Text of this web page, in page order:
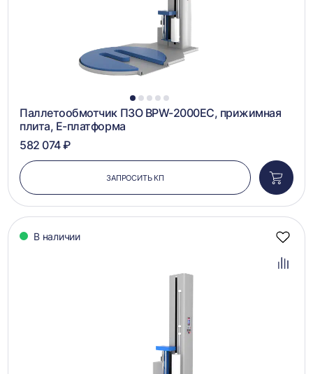
1 2 3 4 5
Паллетообмотчик ПЗО BPW-2000EC, прижимная
плита, Е-платформа
582 074 ₽
ЗАПРОСИТЬ КП
в
В наличии